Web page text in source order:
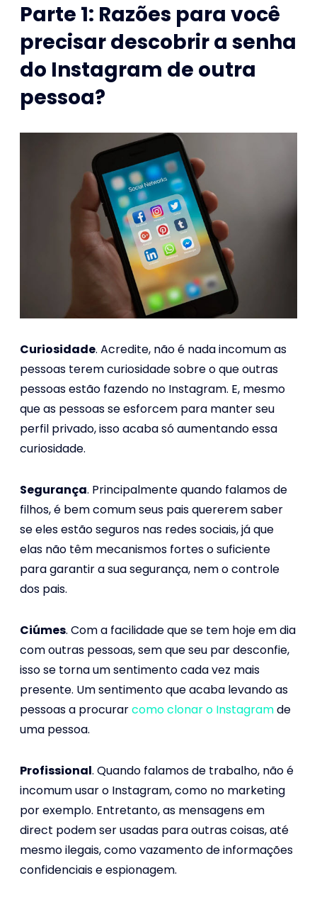
Parte 1: Razões para você
precisar descobrir a senha
do Instagram de outra
pessoa?
Curiosidade. Acredite, não é nada incomum as
pessoas terem curiosidade sobre o que outras
pessoas estão fazendo no Instagram. E, mesmo
que as pessoas se esforcem para manter seu
perfil privado, isso acaba só aumentando essa
curiosidade.
Segurança. Principalmente quando falamos de
filhos, é bem comum seus pais quererem saber
se eles estão seguros nas redes sociais, já que
elas não têm mecanismos fortes o suficiente
para garantir a sua segurança, nem o controle
dos pais.
Ciúmes. Com a facilidade que se tem hoje em dia
com outras pessoas, sem que seu par desconfie,
isso se torna um sentimento cada vez mais
presente. Um sentimento que acaba levando as
pessoas a procurarcomo clonar o Instagramde
uma pessoa.
Profissional. Quando falamos de trabalho, não é
incomum usar o Instagram, como no marketing
por exemplo. Entretanto, as mensagens em
direct podem ser usadas para outras coisas, até
mesmo ilegais, como vazamento de informações
confidenciais e espionagem.